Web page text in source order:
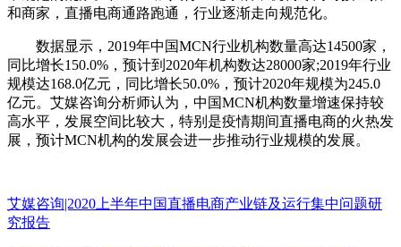
和商家，直播电商通路跑通，行业逐渐走向规范化。
数据显示，2019年中国MCN行业机构数量高达14500家，
同比增长150.0%，预计到2020年机构数达28000家;2019年行业
规模达168.0亿元，同比增长50.0%，预计2020年规模为245.0
亿元。艾媒咨询分析师认为，中国MCN机构数量增速保持较
高水平，发展空间比较大，特别是疫情期间直播电商的火热发
展，预计MCN机构的发展会进一步推动行业规模的发展。
艾媒咨询|2020上半年中国直播电商产业链及运行集中问题研
究报告